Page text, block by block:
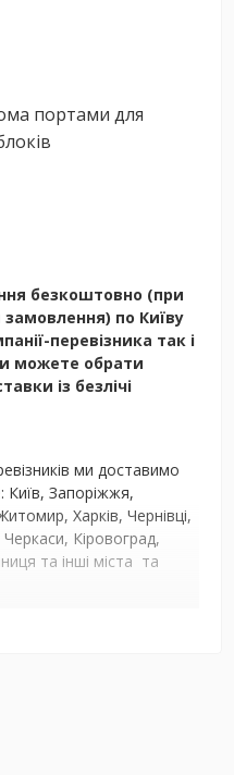
портами для
безкоштовно (при
по Київу
перевізника так і
можете обрати
із безлічі
ми доставимо
Київ, Запоріжжя,
Харків, Чернівці,
Кіровоград,
та інші міста та